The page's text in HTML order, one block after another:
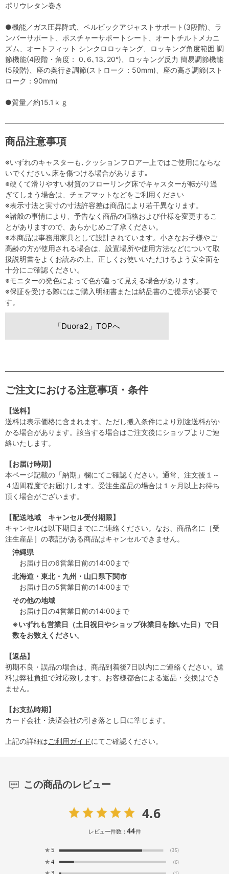
ポリウレタン巻き
●機能／ガス圧昇降式、ペルビックアジャストサポート(3段階)、ラ
ンバーサポート、ポスチャーサポートシート、オートチルトメカニ
ズム、オートフィット シンクロロッキング、ロッキング角度範囲 調
節機能(4段階・角度： 0､6､13､20°)、ロッキング反力 簡易調節機能
(5段階)、座の奥行き調節(ストローク：50mm)、座の高さ調節(スト
ローク：90mm)
●質量／約15.1ｋｇ
商品注意事項
※いずれのキャスターも､クッションフロアー上ではご使用にならな
いでください｡床を傷つける場合があります｡
※硬くて滑りやすい材質のフローリング床でキャスターが転がり過
ぎてしまう場合は、チェアマットなどをご利用ください
※表示寸法と実寸の寸法許容差は商品により若干異なります。
※諸般の事情により、予告なく商品の価格および仕様を変更するこ
とがありますので、あらかじめご了承ください。
※本商品は事務用家具として設計されています。小さなお子様やご
高齢の方が使用される場合は、設置場所や使用方法などについて取
扱説明書をよくお読みの上、正しくお使いいただけるよう安全面を
十分にご確認ください。
※モニターの発色によって色が違って見える場合があります。
※保証を受ける際にはご購入明細書または納品書のご提示が必要で
す。
「Duora2」TOPへ
ご注文における注意事項・条件
【送料】
送料は表示価格に含まれます。ただし搬入条件により別途送料がか
かる場合があります。該当する場合はご注文後にショップよりご連
絡いたします。
【お届け時期】
本ページ記載の「納期」欄にてご確認ください。通常、注文後１～
４週間程度でお届けします。受注生産品の場合は１ヶ月以上お待ち
頂く場合がございます。
【配送地域 キャンセル受付期限】
キャンセルは以下期日までにご連絡ください。なお、商品名に［受
注生産品］の表記がある商品はキャンセルできません。
沖縄県
お届け日の6営業日前の14:00まで
北海道・東北・九州・山口県下関市
お届け日の5営業日前の14:00まで
その他の地域
お届け日の4営業日前の14:00まで
※いずれも営業日（土日祝日やショップ休業日を除いた日）で日
数をお数えください。
【返品】
初期不良・誤品の場合は、商品到着後7日以内にご連絡ください。送
料は弊社負担で対応致します。お客様都合による返品・交換はでき
ません。
【お支払時期】
カード会社・決済会社の引き落とし日に準じます。
上記の詳細はご利用ガイドにてご確認ください。
この商品のレビュー
4.6
レビュー件数：44件
★ 5 (35)
★ 4 (6)